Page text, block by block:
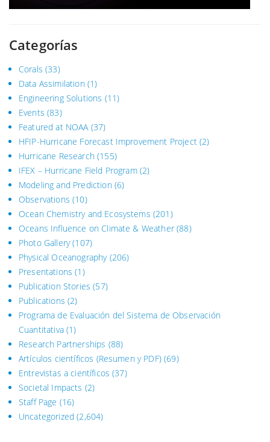
Categorías
Corals (33)
Data Assimilation(1)
Engineering Solutions (11)
Events (83)
Featured at NOAA(37)
HFIP-Hurricane Forecast Improvement Project(2)
Hurricane Research(155)
IFEX – Hurricane Field Program(2)
Modeling and Prediction(6)
Observations (10)
Ocean Chemistry and Ecosystems (201)
Oceans Influence on Climate & Weather(88)
Photo Gallery(107)
Physical Oceanography(206)
Presentations (1)
Publication Stories (57)
Publications (2)
Programa de Evaluación del Sistema de Observación
Cuantitativa (1)
Research Partnerships (88)
Artículos científicos (Resumen y PDF)(69)
Entrevistas a científicos (37)
Societal Impacts (2)
Staff Page (16)
Uncategorized (2,604)